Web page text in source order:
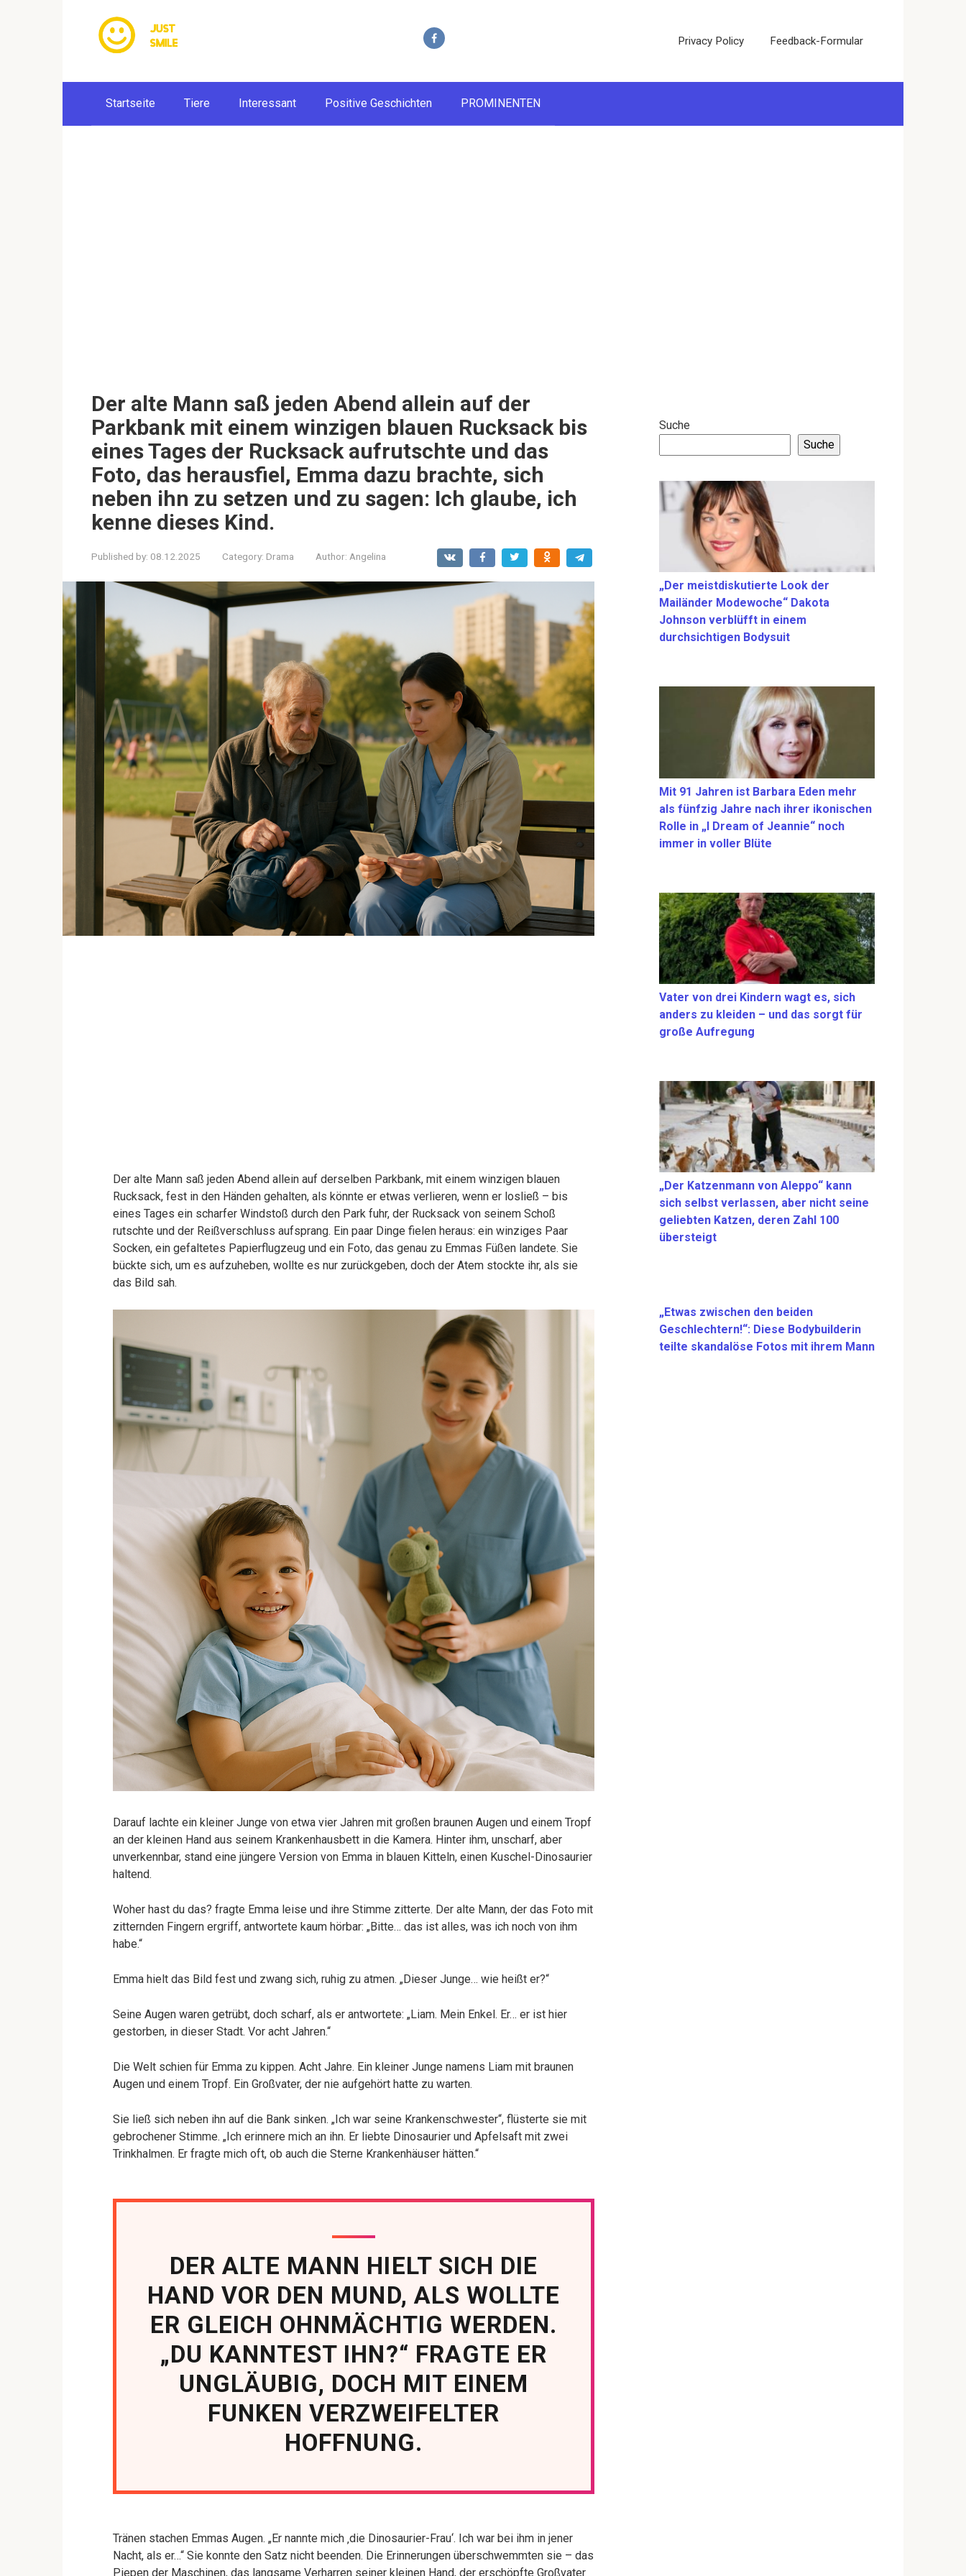
Privacy Policy Feedback-Formular
Startseite Tiere Interessant Positive Geschichten PROMINENTEN
Der alte Mann saß jeden Abend allein auf der
Parkbank mit einem winzigen blauen Rucksack bis
eines Tages der Rucksack aufrutschte und das
Foto, das herausfiel, Emma dazu brachte, sich
neben ihn zu setzen und zu sagen: Ich glaube, ich
kenne dieses Kind.
Published by: 08.12.2025 Category: Drama Author: Angelina
Der alte Mann saß jeden Abend allein auf derselben Parkbank, mit einem winzigen blauen
Rucksack, fest in den Händen gehalten, als könnte er etwas verlieren, wenn er losließ – bis
eines Tages ein scharfer Windstoß durch den Park fuhr, der Rucksack von seinem Schoß
rutschte und der Reißverschluss aufsprang. Ein paar Dinge fielen heraus: ein winziges Paar
Socken, ein gefaltetes Papierflugzeug und ein Foto, das genau zu Emmas Füßen landete. Sie
bückte sich, um es aufzuheben, wollte es nur zurückgeben, doch der Atem stockte ihr, als sie
das Bild sah.
Darauf lachte ein kleiner Junge von etwa vier Jahren mit großen braunen Augen und einem Tropf
an der kleinen Hand aus seinem Krankenhausbett in die Kamera. Hinter ihm, unscharf, aber
unverkennbar, stand eine jüngere Version von Emma in blauen Kitteln, einen Kuschel-Dinosaurier
haltend.
Woher hast du das? fragte Emma leise und ihre Stimme zitterte. Der alte Mann, der das Foto mit
zitternden Fingern ergriff, antwortete kaum hörbar: „Bitte… das ist alles, was ich noch von ihm
habe.“
Emma hielt das Bild fest und zwang sich, ruhig zu atmen. „Dieser Junge… wie heißt er?“
Seine Augen waren getrübt, doch scharf, als er antwortete: „Liam. Mein Enkel. Er… er ist hier
gestorben, in dieser Stadt. Vor acht Jahren.“
Die Welt schien für Emma zu kippen. Acht Jahre. Ein kleiner Junge namens Liam mit braunen
Augen und einem Tropf. Ein Großvater, der nie aufgehört hatte zu warten.
Sie ließ sich neben ihn auf die Bank sinken. „Ich war seine Krankenschwester“, flüsterte sie mit
gebrochener Stimme. „Ich erinnere mich an ihn. Er liebte Dinosaurier und Apfelsaft mit zwei
Trinkhalmen. Er fragte mich oft, ob auch die Sterne Krankenhäuser hätten.“
DER ALTE MANN HIELT SICH DIE
HAND VOR DEN MUND, ALS WOLLTE
ER GLEICH OHNMÄCHTIG WERDEN.
„DU KANNTEST IHN?“ FRAGTE ER
UNGLÄUBIG, DOCH MIT EINEM
FUNKEN VERZWEIFELTER
HOFFNUNG.
Tränen stachen Emmas Augen. „Er nannte mich ‚die Dinosaurier-Frau‘. Ich war bei ihm in jener
Nacht, als er…“ Sie konnte den Satz nicht beenden. Die Erinnerungen überschwemmten sie – das
Piepen der Maschinen, das langsame Verharren seiner kleinen Hand, der erschöpfte Großvater
Suche
Suche
„Der meistdiskutierte Look der
Mailänder Modewoche“ Dakota
Johnson verblüfft in einem
durchsichtigen Bodysuit
Mit 91 Jahren ist Barbara Eden mehr
als fünfzig Jahre nach ihrer ikonischen
Rolle in „I Dream of Jeannie“ noch
immer in voller Blüte
Vater von drei Kindern wagt es, sich
anders zu kleiden – und das sorgt für
große Aufregung
„Der Katzenmann von Aleppo“ kann
sich selbst verlassen, aber nicht seine
geliebten Katzen, deren Zahl 100
übersteigt
„Etwas zwischen den beiden
Geschlechtern!“: Diese Bodybuilderin
teilte skandalöse Fotos mit ihrem Mann